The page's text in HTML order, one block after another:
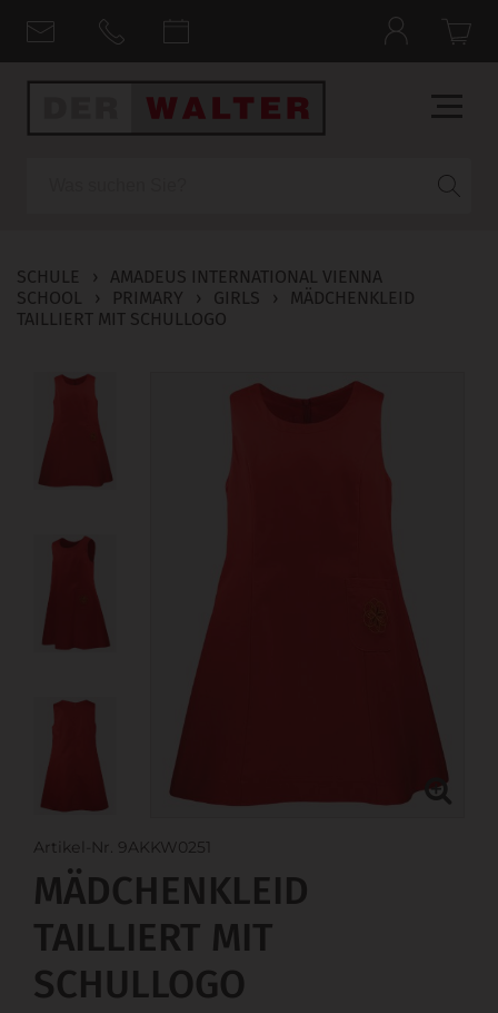
SCHULE ›
AMADEUS INTERNATIONAL VIENNA
SCHOOL
› PRIMARY › GIRLS ›
MÄDCHENKLEID
TAILLIERT MIT SCHULLOGO
Artikel-Nr. 9AKKW0251
MÄDCHENKLEID
TAILLIERT MIT
SCHULLOGO